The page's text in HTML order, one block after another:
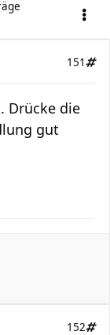
151
Drücke die
gut
152